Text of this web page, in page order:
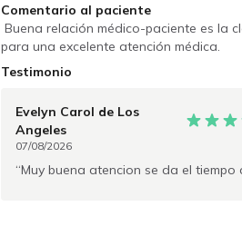
Comentario al paciente
Buena relación médico-paciente es la
para una excelente atención médica.
Testimonio
Evelyn Carol de Los
Angeles
07/08/2026
Muy buena atencion se da el tiempo de preguntar los detalles , muy